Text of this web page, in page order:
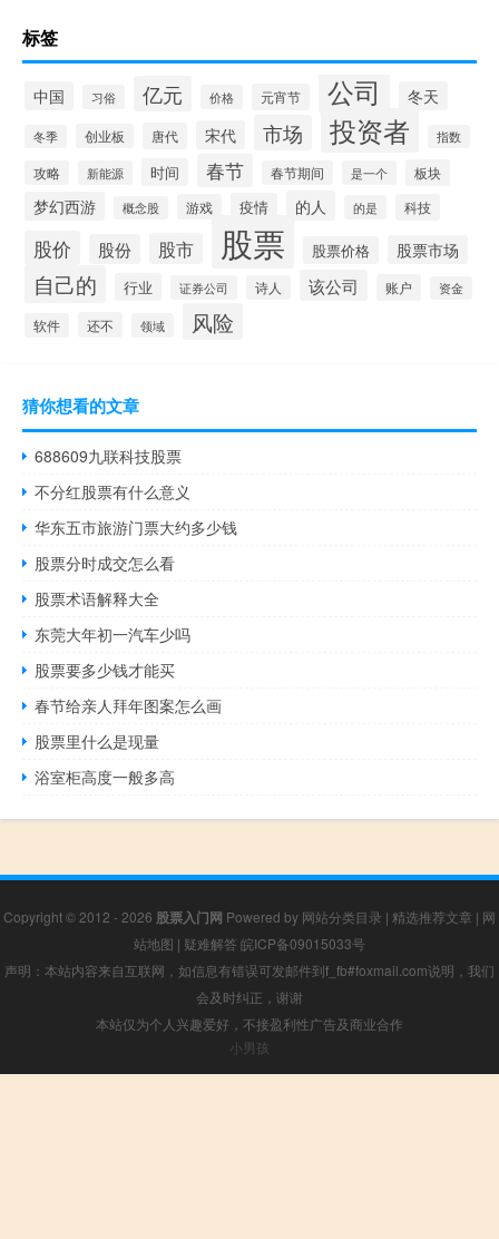
标签
中国 习俗 亿元 价格 元宵节 公司 冬天
冬季 创业板 唐代 宋代 市场 投资者 指数
攻略 新能源 时间 春节 春节期间 是一个 板块
梦幻西游 概念股 游戏 疫情 的人 的是 科技
股价 股份 股市 股票 股票价格 股票市场
自己的 行业 证券公司 诗人 该公司 账户 资金
软件 还不 领域 风险
猜你想看的文章
688609九联科技股票
不分红股票有什么意义
华东五市旅游门票大约多少钱
股票分时成交怎么看
股票术语解释大全
东莞大年初一汽车少吗
股票要多少钱才能买
春节给亲人拜年图案怎么画
股票里什么是现量
浴室柜高度一般多高
Copyright © 2012 - 2026 股票入门网 Powered by 网站分类目录 | 精选推荐文章 | 网
站地图 | 疑难解答 皖ICP备09015033号
声明：本站内容来自互联网，如信息有错误可发邮件到f_fb#foxmail.com说明，我们
会及时纠正，谢谢
本站仅为个人兴趣爱好，不接盈利性广告及商业合作
小男孩